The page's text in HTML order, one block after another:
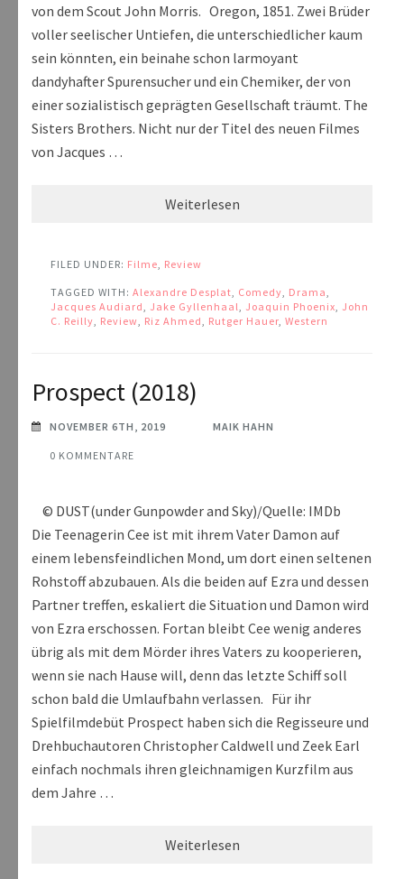
von dem Scout John Morris. Oregon, 1851. Zwei Brüder
voller seelischer Untiefen, die unterschiedlicher kaum
sein könnten, ein beinahe schon larmoyant
dandyhafter Spurensucher und ein Chemiker, der von
einer sozialistisch geprägten Gesellschaft träumt. The
Sisters Brothers. Nicht nur der Titel des neuen Filmes
von Jacques …
Weiterlesen
FILED UNDER: Filme Review
TAGGED WITH: Alexandre Desplat Comedy Drama
Jacques Audiard
Jake Gyllenhaal Joaquin Phoenix John
C. Reilly Review Riz Ahmed Rutger Hauer Western
Prospect (2018)
NOVEMBER 6TH, 2019 MAIK HAHN
0 KOMMENTARE
© DUST(under Gunpowder and Sky)/Quelle: IMDb
Die Teenagerin Cee ist mit ihrem Vater Damon auf
einem lebensfeindlichen Mond, um dort einen seltenen
Rohstoff abzubauen. Als die beiden auf Ezra und dessen
Partner treffen, eskaliert die Situation und Damon wird
von Ezra erschossen. Fortan bleibt Cee wenig anderes
übrig als mit dem Mörder ihres Vaters zu kooperieren,
wenn sie nach Hause will, denn das letzte Schiff soll
schon bald die Umlaufbahn verlassen. Für ihr
Spielfilmdebüt Prospect haben sich die Regisseure und
Drehbuchautoren Christopher Caldwell und Zeek Earl
einfach nochmals ihren gleichnamigen Kurzfilm aus
dem Jahre …
Weiterlesen